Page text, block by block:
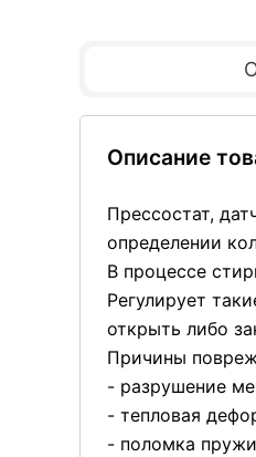
Описание
Прессостат,
определении
В процессе
Регулирует
открыть либо
Причины
- разрушение
- тепловая
- поломка